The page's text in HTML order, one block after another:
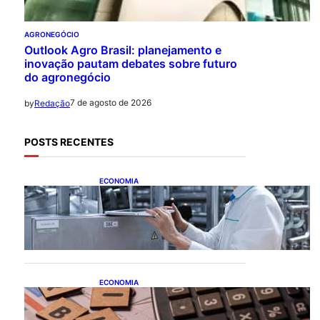
AGRONEGÓCIO
Outlook Agro Brasil: planejamento e
inovação pautam debates sobre futuro
do agronegócio
byRedação7 de agosto de 2026
POSTS RECENTES
ECONOMIA
CNI: indústria investe em
máquinas novas, mas
modernização tecnológica
avança lentamente
ECONOMIA
Após pedido de entidades
empresariais, Receita